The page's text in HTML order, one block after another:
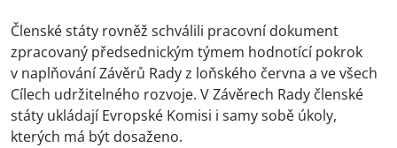
Členské státy rovněž schválili pracovní dokument
zpracovaný předsednickým týmem hodnotící pokrok
v naplňování Závěrů Rady z loňského června a ve všech
Cílech udržitelného rozvoje. V Závěrech Rady členské
státy ukládají Evropské Komisi i samy sobě úkoly,
kterých má být dosaženo.